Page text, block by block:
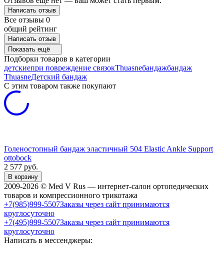
Написать отзыв
Все отзывы 0
общий рейтинг
Написать отзыв
Показать ещё
Подборки товаров в категории
детскиепри повреждение связокThuasneбандажбандаж
ThuasneДетский бандаж
C этим товаром также покупают
Голеностопный бандаж эластичный 504 Elastic Ankle Support
ottobock
2 577 руб.
В корзину
2009-2026 © Med V Rus — интернет-салон ортопедических
товаров и компрессионного трикотажа
+7(985)999-5507Заказы через сайт принимаются
круглосуточно
+7(495)999-5507Заказы через сайт принимаются
круглосуточно
Написать в мессенджеры: